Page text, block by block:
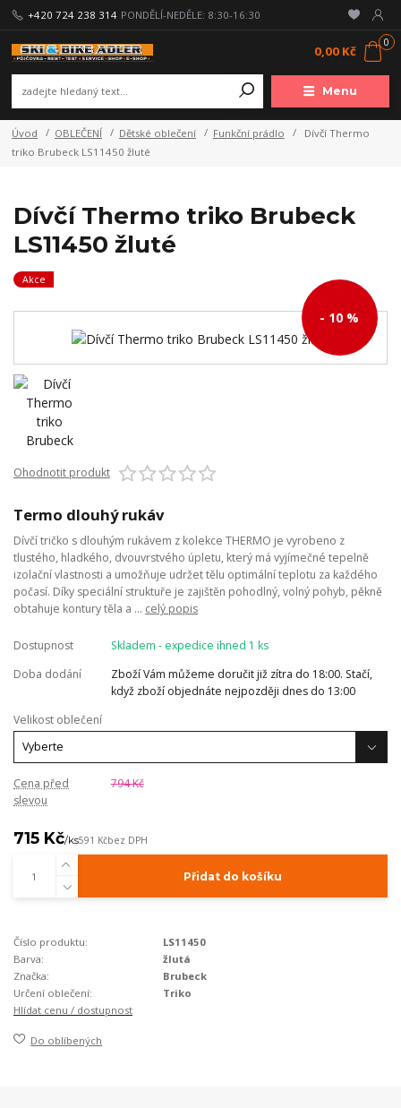
Menu
+420 724 238 314 PONDĚLÍ-NEDĚLE: 8:30-16:30
0
0,00 Kč
Úvod OBLEČENÍ Dětské oblečení Funkční prádlo
Dívčí Thermo
triko Brubeck LS11450 žluté
Dívčí Thermo triko Brubeck
LS11450 žluté
Akce
- 10 %
Ohodnotit produkt
Termo dlouhý rukáv
Dívčí tričko s dlouhým rukávem z kolekce THERMO je vyrobeno z
tlustého, hladkého, dvouvrstvého úpletu, který má vyjímečné tepelně
izolační vlastnosti a umožňuje udržet tělu optimální teplotu za každého
počasí. Díky speciální struktuře je zajištěn pohodlný, volný pohyb, pěkně
obtahuje kontury těla a ... celý popis
Dostupnost
Skladem - expedice ihned 1 ks
Doba dodání
Zboží Vám můžeme doručit již zítra do 18:00. Stačí,
když zboží objednáte nejpozději dnes do 13:00
Velikost oblečení
Cena před
slevou
794 Kč
715 Kč/ks591 Kčbez DPH
Přidat do košíku
Číslo produktu:
LS11450
Barva:
žlutá
Značka:
Brubeck
Určení oblečení:
Triko
Hlídat cenu / dostupnost
Do oblíbených